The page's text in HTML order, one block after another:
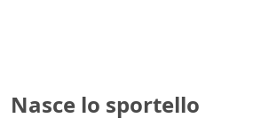
Nasce lo sportello